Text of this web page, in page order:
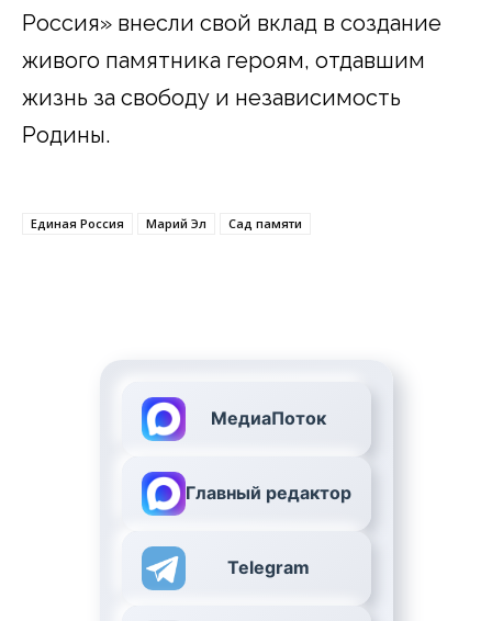
Россия» внесли свой вклад в создание
живого памятника героям, отдавшим
жизнь за свободу и независимость
Родины.
Единая Россия Марий Эл Сад памяти
МедиаПоток
Главный редактор
Telegram